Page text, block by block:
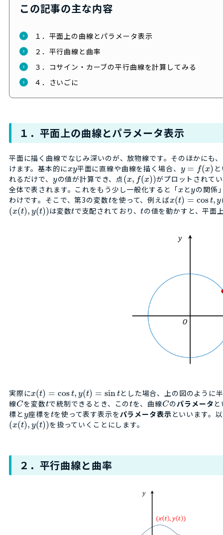
この記事の主な内容
１．平面上の曲線とパラメータ表示
２．平行曲線と曲率
３．コサイン・カーブの平行曲線を計算してみる
４．さいごに
１．平面上の曲線とパラメータ表示
平面に描く曲線でなじみ深いのが、放物線です。そのほかにも
けます。基本的にxy平面に直線や曲線を描く場合、 y = f(x)
れるだけで、 yの値が計算でき、点(x, f(x))がプロットされて
全体で表されます。これをもう少し一般化すると「x とyの関係
わけです。そこで、第3の変数tを使って、例えばx(t) = cos t, y
(x(t), y(t))は変数tで支配されており、tの値を動かすと、平面
実際にx(t) = cost, y(t) = sintとした場合、上の図のように
線Cを変数tで統制できるとき、このtを、曲線Cのパラメータ
標とy座標をtを使って表す表示をパラメータ表示といいます。
(x(t), y(t))を扱っていくことにします。
２．平行曲線と曲率